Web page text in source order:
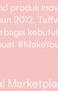
produk
2012.